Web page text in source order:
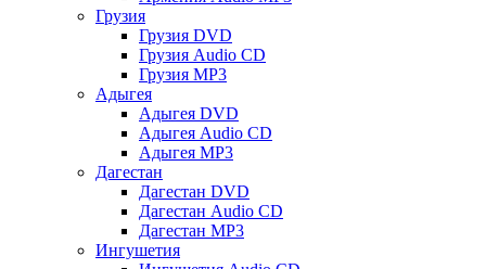
Грузия
Грузия DVD
Грузия Audio CD
Грузия MP3
Адыгея
Адыгея DVD
Адыгея Audio CD
Адыгея MP3
Дагестан
Дагестан DVD
Дагестан Audio CD
Дагестан MP3
Ингушетия